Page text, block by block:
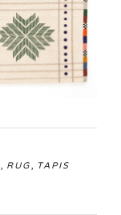
, RUG, TAPIS